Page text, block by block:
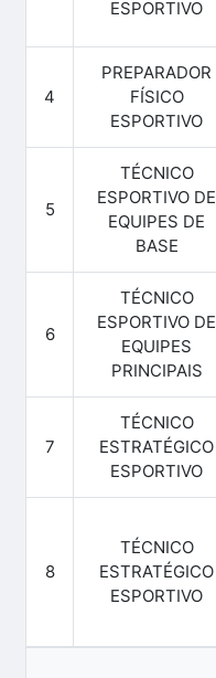
ESPORTIVO
4
PREPARADOR
FÍSICO
ESPORTIVO
5
TÉCNICO
ESPORTIVO DE
EQUIPES DE
BASE
6
TÉCNICO
ESPORTIVO DE
EQUIPES
PRINCIPAIS
7
TÉCNICO
ESTRATÉGICO
ESPORTIVO
8
TÉCNICO
ESTRATÉGICO
ESPORTIVO